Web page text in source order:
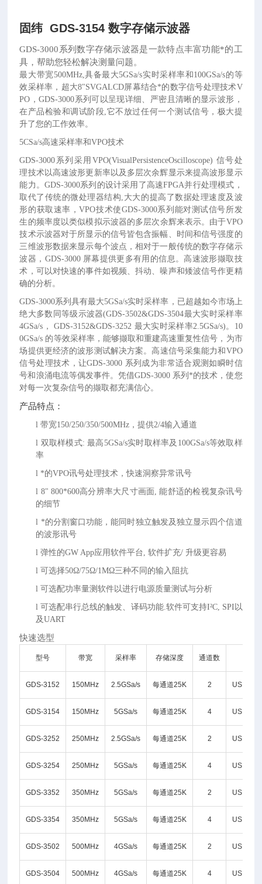
固纬 GDS-3154 数字存储示波器
GDS-3000系列数字存储示波器是一款特点丰富功能*的工
具，帮助您轻松解决测量问题。
最大带宽500MHz,具备最大5GSa/s实时采样率和100GSa/s的等
效采样率，超 大8"SVGALCD屏幕结合*的数字信号处理技术V
PO，GDS-3000系列可以呈现详细、严密且清晰的显示波形，
在产品检验和调试阶段,它不放过任何一个测试信号，极大提
升了您的工作效率。
5CSa/s高速采样率和VPO技术
GDS-3000系列采用VPO(VisualPersistenceOscilloscope) 信号处
理技术以高速波形更新率以及多层次余辉显示来提高波形显示
能力。GDS-3000系列的设计采用了高速FPGA并行处理模式，
取代了传统的微处理器结构,大大的提高了数据处理速度及波
形的获取速率，VPO技术使GDS-3000系列能对测试信号所发
生的频率度以类似模拟示波器的多层次余辉来表示。由于VPO
技术示波器对于所显示的信号皆包含振幅、时间和信号强度的
三维波形数据来显示每个波点，相对于一般传统的数字存储示
波器，GDS-3000 屏幕提供更多有用的信息。高速波形撷取技
术，可以对快速的事件如视频、抖动、噪声和矮波信号作更精
确的分析。
GDS-3000系列具有最大5GSa/s实时采样率，已超越如今市场上
绝大多数同等级示波器(GDS-3502&GDS-3504最大实时采样率
4GSa/s， GDS-3152&GDS-3252 最大实时采样率2.5GSa/s)。10
0GSa/s 的等效采样率，能够撷取和重建高速重复性信号，为市
场提供更经济的波形测试解决方案。高速信号采集能力和VPO
信号处理技术，让GDS-3000 系列成为非常适合观测如瞬时信
号和浪涌电流等偶发事件。凭借GDS-3000 系列*的技术，使您
对每一次复杂信号的撷取都充满信心。
产品特点：
l带宽150/250/350/500MHz，提供2/4输入通道
l 双取样模式: 最高5GSa/s实时取样率及100GSa/s等效取样
率
l *的VPO讯号处理技术，快速洞察异常讯号
l 8" 800*600高分辨率大尺寸画面, 能舒适的检视复杂讯号
的细节
l *的分割窗口功能，能同时独立触发及独立显示四个信道
的波形讯号
l弹性的GW App应用软件平台, 软件扩充/ 升级更容易
l可选择50Ω/75Ω/1MΩ三种不同的输入阻抗
l可选配功率量测软件以进行电源质量测试与分析
l可选配串行总线的触发、译码功能.软件可支持I²C, SPI以
及UART
快速选型
型号 带宽 采样率 存储深度 通道数
GDS-3152 150MHz 2.5GSa/s 每通道25K 2 USB/
GDS-3154 150MHz 5GSa/s 每通道25K 4 USB/
GDS-3252 250MHz 2.5GSa/s 每通道25K 2 USB/
GDS-3254 250MHz 5GSa/s 每通道25K 4 USB/
GDS-3352 350MHz 5GSa/s 每通道25K 2 USB/
GDS-3354 350MHz 5GSa/s 每通道25K 4 USB/
GDS-3502 500MHz 4GSa/s 每通道25K 2 USB/
GDS-3504 500MHz 4GSa/s 每通道25K 4 USB/